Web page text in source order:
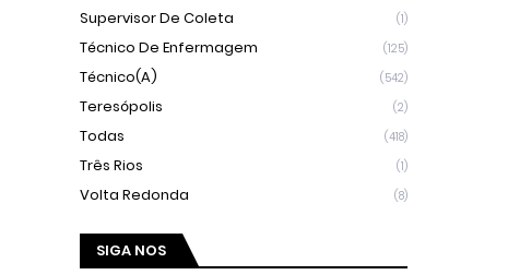
Supervisor De Coleta (1)
Técnico De Enfermagem (125)
Técnico(a) (542)
Teresópolis (2)
Todas (418)
Três Rios (1)
Volta Redonda (8)
SIGA NOS